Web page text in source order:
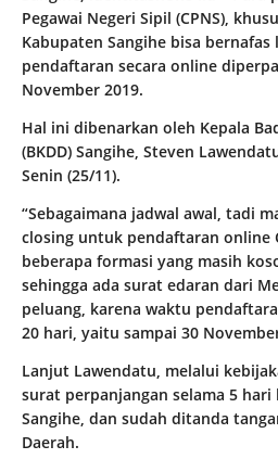
Pegawai Negeri Sipil (CPNS),
Kabupaten Sangihe bisa
pendaftaran secara online
November 2019.
Hal ini dibenarkan oleh Kepala
(BKDD) Sangihe, Steven
Senin (25/11).
“Sebagaimana jadwal awal, tadi
closing untuk pendaftaran online
beberapa formasi yang masih
sehingga ada surat edaran dari
peluang, karena waktu
20 hari, yaitu sampai 30
Lanjut Lawendatu, melalui
surat perpanjangan selama 5 hari
Sangihe, dan sudah ditanda
Daerah.